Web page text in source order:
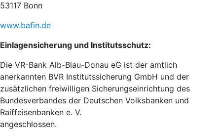
53117 Bonn
www.bafin.de
Einlagensicherung und Institutsschutz:
Die VR-Bank Alb-Blau-Donau eG ist der amtlich
anerkannten BVR Institutssicherung GmbH und der
zusätzlichen freiwilligen Sicherungseinrichtung des
Bundesverbandes der Deutschen Volksbanken und
Raiffeisenbanken e. V.
angeschlossen.